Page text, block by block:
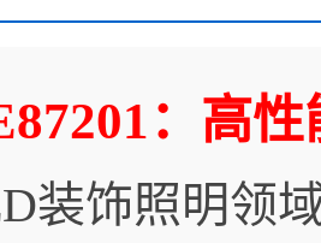
：高
饰照明领域